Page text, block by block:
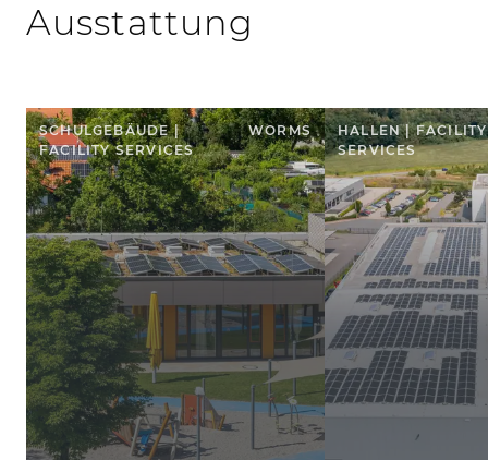
Ausstattung
SCHULGEBÄUDE |
FACILITY SERVICES
WORMS
HALLEN | FACILITY
SERVICES